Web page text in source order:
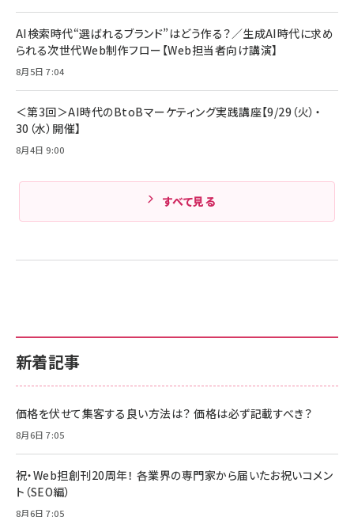
Amazonランキングをもっと見る
ケーブル Anker絡まないケーブル 240W 結束バン
ド付き USB PD対応 シリコン素材採用 iPhone
17 / 16 / 15 / Galaxy iPad Pro MacBook
Pro/Air 各種対応 (1.8m ミッドナイトブラック)
￥1,890
￥4,857
新着記事
価格を伏せて集客する良い方法は？ 価格は必ず記載すべき？
8月6日 7:05
祝・Web担創刊20周年！ 各業界の専門家から届いたお祝いコメン
ト（SEO編）
8月6日 7:05
AI検索時代“選ばれるブランド”はどう作る？／生成AI時代に求め
られる次世代Web制作フロー【Web担当者向け講演】
8月5日 7:04
＜第3回＞AI時代のBtoBマーケティング実践講座【9/29（火）・
30（水）開催】
8月4日 9:00
すべて見る